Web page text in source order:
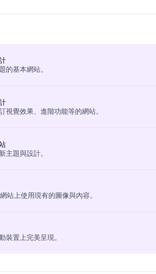
的基本網站。
視覺效果、進階功能等的網站。
主題與設計。
站上使用現有的圖像與內容。
裝置上完美呈現。